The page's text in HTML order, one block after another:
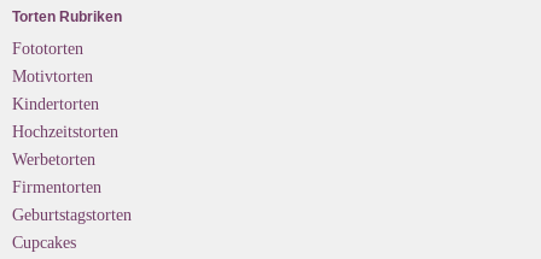
Torten Rubriken
Fototorten
Motivtorten
Kindertorten
Hochzeitstorten
Werbetorten
Firmentorten
Geburtstagstorten
Cupcakes